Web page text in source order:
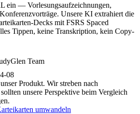
ein — Vorlesungsaufzeichnungen,
Unsere KI extrahiert die
Decks mit FSRS Spaced
Tippen, keine Transkription, kein Copy-
Team
08
Produkt. Wir streben nach
unsere Perspektive beim Vergleich
umwandeln